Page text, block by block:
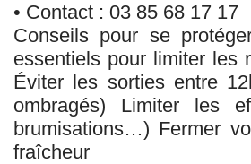
• Contact : 03 85 68 17 17
Conseils pour se
essentiels pour limiter les
Éviter les sorties entre
ombragés) Limiter les
brumisations…) Fermer
fraîcheur